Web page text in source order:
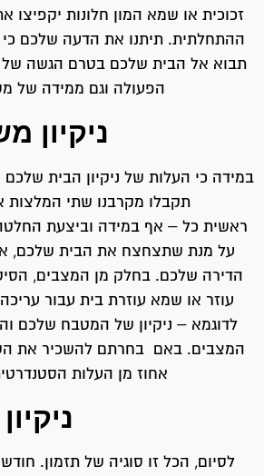
זכוכית או שמא המון חלונות
ההתחלתית. תיתנו את הדעה שלכם
תבוא אל הבית שלכם בטרם הגשה
הפעולה וגם ממידה של
ניקיון
במידה כי העלות של ניקיון הבית שלכם
תקבלו מקרבנו שתי המלצות
ראשית כל – אף במידה וביצעת
על מנת שתצחצח את הבית שלכם,
הדירה שלכם. בחלק מן המצבים,
עוזר או שמא עוזרת בית עבור
לדוגמא – ניקיון של המטבח שלכם
המצבים. באם בחרתם להשכיר את
אחוז מן העלות
לסיום, הכל זו סוגיה של תזמון.